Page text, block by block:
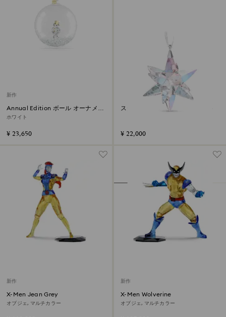
新作
Annual Edition ボール オーナメン
ト2026
ホワイト
¥ 23,650
スター オーナメント シマー（M）
¥ 22,000
新作
X-Men Jean Grey
オブジェ, マルチカラー
新作
X-Men Wolverine
オブジェ, マルチカラー